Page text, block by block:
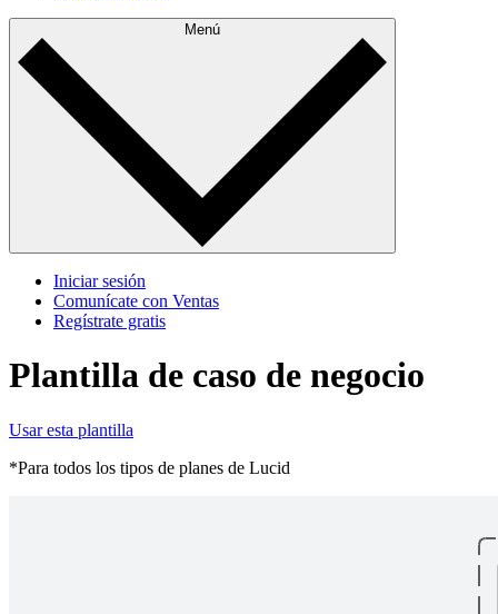
Menú
Iniciar sesión
Comunícate con Ventas
Regístrate gratis
Plantilla de caso de negocio
Usar esta plantilla
*Para todos los tipos de planes de Lucid